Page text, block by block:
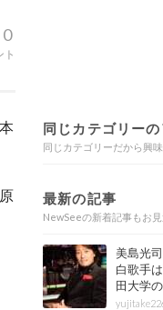
0
ト
同じカテゴリー
同じカテゴリーだから興
最新の記事
NewSeeの新着記事もお見
美島光
白歌手
田大学
確執もま